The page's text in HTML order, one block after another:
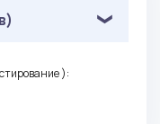
):